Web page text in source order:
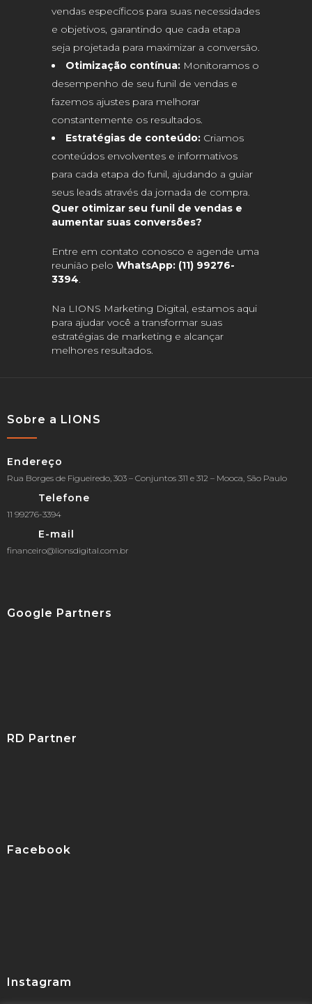
vendas específicos para suas necessidades
e objetivos, garantindo que cada etapa
seja projetada para maximizar a conversão.
Otimização contínua: Monitoramos o
desempenho de seu funil de vendas e
fazemos ajustes para melhorar
constantemente os resultados.
Estratégias de conteúdo: Criamos
conteúdos envolventes e informativos
para cada etapa do funil, ajudando a guiar
seus leads através da jornada de compra.
Quer otimizar seu funil de vendas e
aumentar suas conversões?
Entre em contato conosco e agende uma
reunião pelo WhatsApp: (11) 99276-
3394.
Na LIONS Marketing Digital, estamos aqui
para ajudar você a transformar suas
estratégias de marketing e alcançar
melhores resultados.
Sobre a LIONS
Endereço
Rua Borges de Figueiredo, 303 – Conjuntos 311 e 312 – Mooca, São Paulo
Telefone
11 99276-3394
E-mail
financeiro@lionsdigital.com.br
Google Partners
RD Partner
Facebook
Instagram